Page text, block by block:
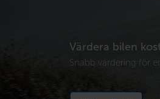
Värdera bilen
Snabb värdering för